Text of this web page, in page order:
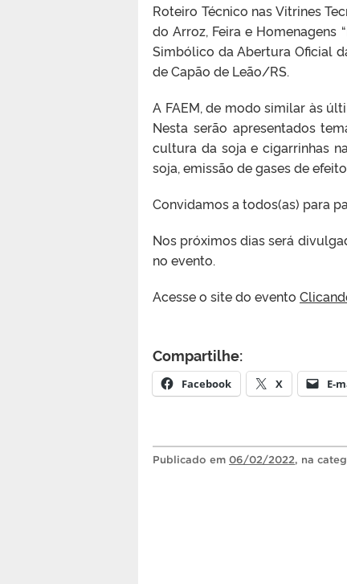
Roteiro Técnico nas Vitrines
do Arroz, Feira e Homenagens
Simbólico da Abertura Oficial
de Capão de Leão/RS.
A FAEM, de modo similar às
Nesta serão apresentados
cultura da soja e cigarrinhas
soja, emissão de gases de
Convidamos a todos(as) para
Nos próximos dias será
no evento.
Acesse o site do evento
Compartilhe:
Facebook X E-
Publicado em 06/02/2022, na